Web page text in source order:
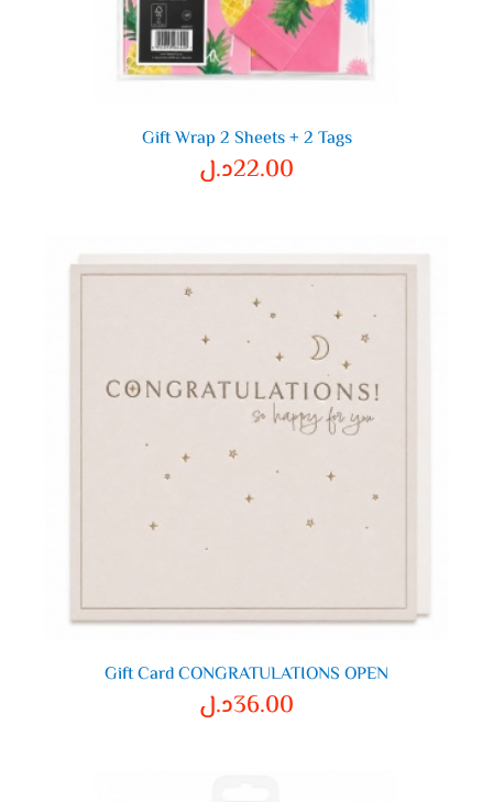
Gift Wrap 2 Sheets + 2 Tags
22.00د.ل
Gift Card CONGRATULATIONS OPEN
36.00د.ل